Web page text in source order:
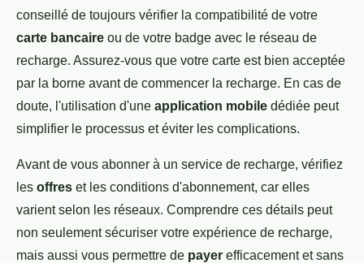
conseillé de toujours vérifier la compatibilité de votre
carte bancaire ou de votre badge avec le réseau de
recharge. Assurez-vous que votre carte est bien acceptée
par la borne avant de commencer la recharge. En cas de
doute, l'utilisation d'une application mobile dédiée peut
simplifier le processus et éviter les complications.
Avant de vous abonner à un service de recharge, vérifiez
les offres et les conditions d'abonnement, car elles
varient selon les réseaux. Comprendre ces détails peut
non seulement sécuriser votre expérience de recharge,
mais aussi vous permettre de payer efficacement et sans